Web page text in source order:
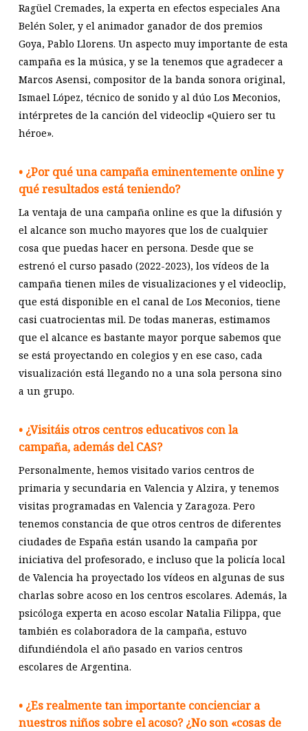
Ragüel Cremades, la experta en efectos especiales Ana
Belén Soler, y el animador ganador de dos premios
Goya, Pablo Llorens. Un aspecto muy importante de esta
campaña es la música, y se la tenemos que agradecer a
Marcos Asensi, compositor de la banda sonora original,
Ismael López, técnico de sonido y al dúo Los Meconios,
intérpretes de la canción del videoclip «Quiero ser tu
héroe».
• ¿Por qué una campaña eminentemente online y
qué resultados está teniendo?
La ventaja de una campaña online es que la difusión y
el alcance son mucho mayores que los de cualquier
cosa que puedas hacer en persona. Desde que se
estrenó el curso pasado (2022-2023), los vídeos de la
campaña tienen miles de visualizaciones y el videoclip,
que está disponible en el canal de Los Meconios, tiene
casi cuatrocientas mil. De todas maneras, estimamos
que el alcance es bastante mayor porque sabemos que
se está proyectando en colegios y en ese caso, cada
visualización está llegando no a una sola persona sino
a un grupo.
• ¿Visitáis otros centros educativos con la
campaña, además del CAS?
Personalmente, hemos visitado varios centros de
primaria y secundaria en Valencia y Alzira, y tenemos
visitas programadas en Valencia y Zaragoza. Pero
tenemos constancia de que otros centros de diferentes
ciudades de España están usando la campaña por
iniciativa del profesorado, e incluso que la policía local
de Valencia ha proyectado los vídeos en algunas de sus
charlas sobre acoso en los centros escolares. Además, la
psicóloga experta en acoso escolar Natalia Filippa, que
también es colaboradora de la campaña, estuvo
difundiéndola el año pasado en varios centros
escolares de Argentina.
• ¿Es realmente tan importante concienciar a
nuestros niños sobre el acoso? ¿No son «cosas de